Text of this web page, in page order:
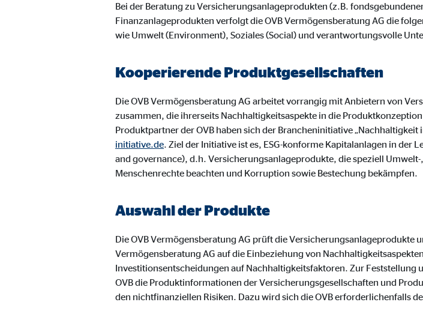
Bei der Beratung zu Versicherungsanlageprodukten (z.B.
Finanzanlageprodukten verfolgt die OVB Vermögensberatung AG die
wie Umwelt (Environment), Soziales (Social) und verantwortungsvolle
Kooperierende Produktgesellschaften
Die OVB Vermögensberatung AG arbeitet vorrangig mit Anbietern von
zusammen, die ihrerseits Nachhaltigkeitsaspekte in die
Produktpartner der OVB haben sich der Brancheninitiative
initiative.de. Ziel der Initiative ist es, ESG-konforme Kapitalanlagen in der
and governance), d.h. Versicherungsanlageprodukte, die speziell
Menschenrechte beachten und Korruption sowie Bestechung bekämpfen.
Auswahl der Produkte
Die OVB Vermögensberatung AG prüft die Versicherungsanlageprodukte
Vermögensberatung AG auf die Einbeziehung von
Investitionsentscheidungen auf Nachhaltigkeitsfaktoren. Zur
OVB die Produktinformationen der Versicherungsgesellschaften und
den nichtfinanziellen Risiken. Dazu wird sich die OVB erforderlichenfalls
vimeoplayer
Zweck: Einbinden von Videos
Cookie Laufzeit: 24 Monate